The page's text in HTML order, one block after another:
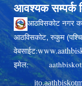
आवश्यक सम्पर्क
आठविसकोट नगर
आठविसकोट, रुकुम
वेबसाईट:
इमेल: